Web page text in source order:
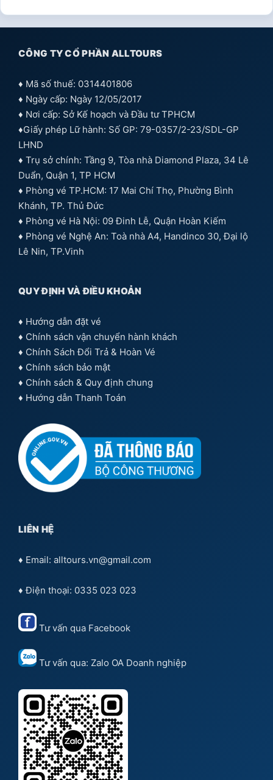
CÔNG TY CỔ PHẦN ALLTOURS
♦ Mã số thuế: 0314401806
♦ Ngày cấp: Ngày 12/05/2017
♦ Nơi cấp: Sở Kế hoạch và Đầu tư TPHCM
♦Giấy phép Lữ hành: Số GP: 79-0357/2-23/SDL-GP
LHND
♦ Trụ sở chính: Tầng 9, Tòa nhà Diamond Plaza, 34 Lê
Duẩn, Quận 1, TP HCM
♦ Phòng vé TP.HCM: 17 Mai Chí Thọ, Phường Bình
Khánh, TP. Thủ Đức
♦ Phòng vé Hà Nội: 09 Đinh Lễ, Quận Hoàn Kiếm
♦ Phòng vé Nghệ An: Toà nhà A4, Handinco 30, Đại lộ
Lê Nin, TP.Vinh
QUY ĐỊNH VÀ ĐIỀU KHOẢN
♦ Hướng dẫn đặt vé
♦ Chính sách vận chuyển hành khách
♦ Chính Sách Đổi Trả & Hoàn Vé
♦ Chính sách bảo mật
♦ Chính sách & Quy định chung
♦ Hướng dẫn Thanh Toán
LIÊN HỆ
♦ Email: alltours.vn@gmail.com
♦ Điện thoại: 0335 023 023
Tư vấn qua Facebook
Tư vấn qua: Zalo OA Doanh nghiệp